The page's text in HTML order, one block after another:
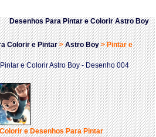
Desenhos Para Pintar e Colorir Astro Boy
Colorir e Pintar>Astro Boy>Pintar e
e Colorir Astro Boy - Desenho 004
e Desenhos Para Pintar